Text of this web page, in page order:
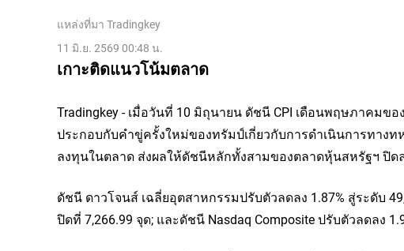
แหล่งที่มา Tradingkey
11 มิ.ย. 2569 00:48 น.
เกาะติดแนวโน้มตลาด
Tradingkey - เมื่อวันที่ 10 มิถุนายน ดัชนี CPI เดือนพฤษภาคมข
ประกอบกับคำขู่ครั้งใหม่ของทรัมป์เกี่ยวกับการดำเนินการทาง
ลงทุนในตลาด ส่งผลให้ดัชนีหลักทั้งสามของตลาดหุ้นสหรัฐฯ ปิด
ดัชนี ดาวโจนส์ เฉลี่ยอุตสาหกรรมปรับตัวลดลง 1.87% สู่ระดับ
ปิดที่ 7,266.99 จุด; และดัชนี Nasdaq Composite ปรับตัวลดลง